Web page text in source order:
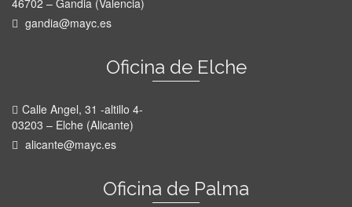
46702 – Gandia (Valencia)
gandia@mayc.es
Oficina de Elche
Calle Angel, 31 -altillo 4-
03203 – Elche (Alicante)
alicante@mayc.es
Oficina de Palma